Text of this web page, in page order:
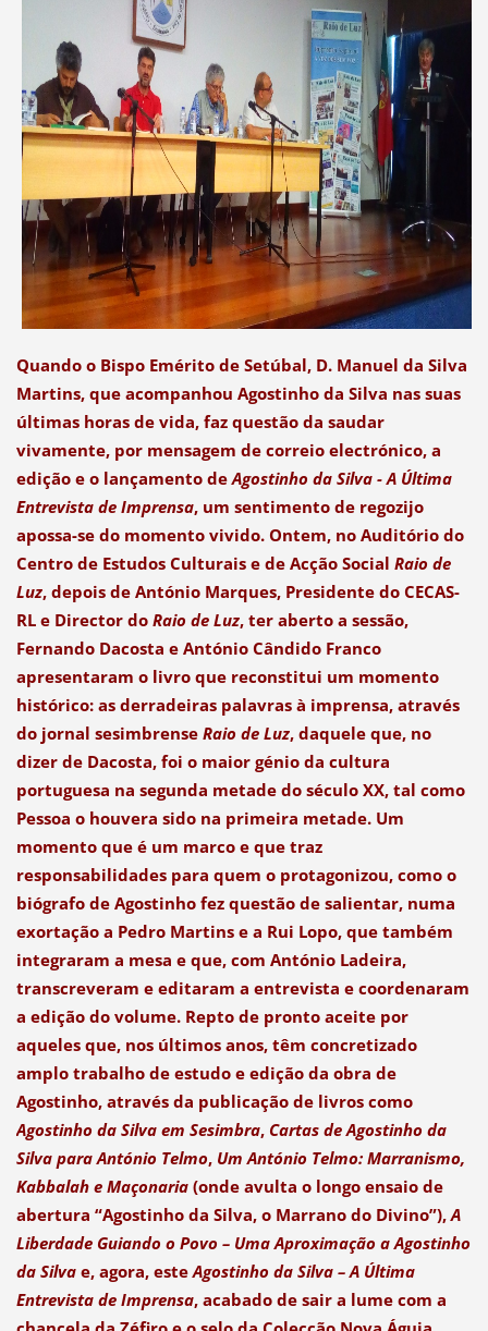
Quando o Bispo Emérito de Setúbal, D. Manuel da Silva
Martins, que acompanhou Agostinho da Silva nas suas
últimas horas de vida, faz questão da saudar
vivamente, por mensagem de correio electrónico, a
edição e o lançamento deAgostinho da Silva - A Última
Entrevista de Imprensa, um sentimento de regozijo
apossa-se do momento vivido. Ontem, no Auditório do
Centro de Estudos Culturais e de Acção Social Raio de
Luz, depois de António Marques, Presidente do CECAS-
RL e Director do Raio de Luz, ter aberto a sessão,
Fernando Dacosta e António Cândido Franco
apresentaram o livro que reconstitui um momento
histórico: as derradeiras palavras à imprensa, através
do jornal sesimbrense Raio de Luz, daquele que, no
dizer de Dacosta, foi o maior génio da cultura
portuguesa na segunda metade do século XX, tal como
Pessoa o houvera sido na primeira metade. Um
momento que é um marco e que traz
responsabilidades para quem o protagonizou, como o
biógrafo de Agostinho fez questão de salientar, numa
exortação a Pedro Martins e a Rui Lopo, que também
integraram a mesa e que, com António Ladeira,
transcreveram e editaram a entrevista e coordenaram
a edição do volume. Repto de pronto aceite por
aqueles que, nos últimos anos, têm concretizado
amplo trabalho de estudo e edição da obra de
Agostinho, através da publicação de livros como
Agostinho da Silva em Sesimbra, Cartas de Agostinho da
Silva para António Telmo, Um António Telmo: Marranismo,
Kabbalah e Maçonaria(onde avulta o longo ensaio de
abertura “Agostinho da Silva, o Marrano do Divino”),A
Liberdade Guiando o Povo – Uma Aproximação a Agostinho
da Silvae, agora, esteAgostinho da Silva – A Última
Entrevista de Imprensa, acabado de sair a lume com a